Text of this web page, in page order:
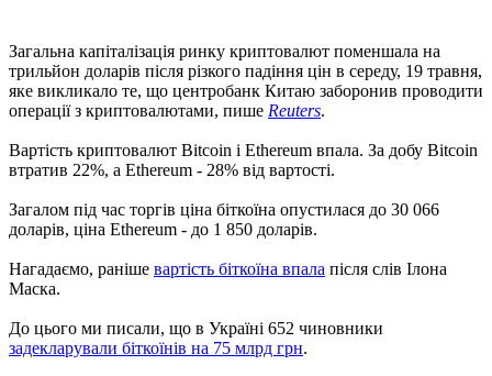
Загальна капіталізація ринку криптовалют поменшала на
трильйон доларів після різкого падіння цін в середу, 19 травня,
яке викликало те, що центробанк Китаю заборонив проводити
операції з криптовалютами, пише Reuters.
Вартість криптовалют Bitcoin і Ethereum впала. За добу Bitcoin
втратив 22%, а Ethereum - 28% від вартості.
Загалом під час торгів ціна біткоїна опустилася до 30 066
доларів, ціна Ethereum - до 1 850 доларів.
Нагадаємо, раніше вартість біткоїна впала після слів Ілона
Маска.
До цього ми писали, що в Україні 652 чиновники
задекларували біткоїнів на 75 млрд грн.